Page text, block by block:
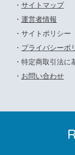
・ サイトマップ
・ 運営者情報
・サイトポリシー
・ プライバシーポ
・特定商取引法に
・ お問い合わせ